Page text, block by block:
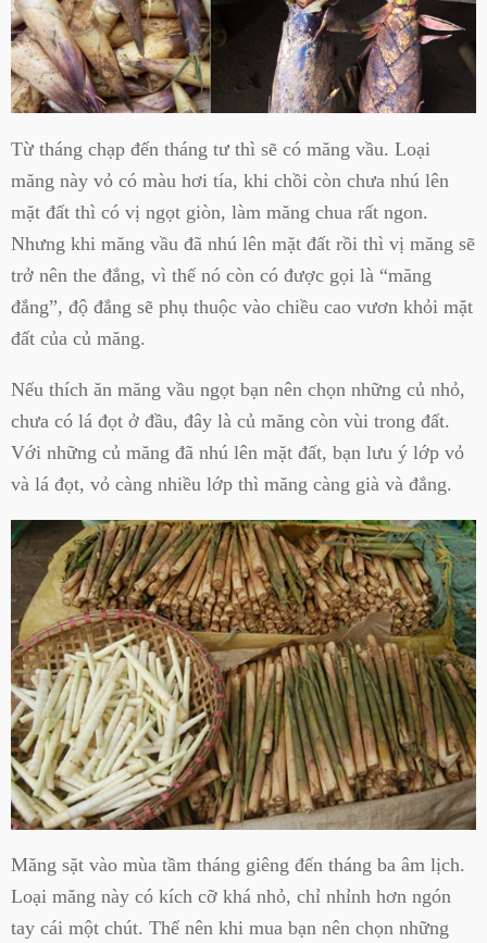
Từ tháng chạp đến tháng tư thì sẽ có măng vầu. Loại
măng này vỏ có màu hơi tía, khi chồi còn chưa nhú lên
mặt đất thì có vị ngọt giòn, làm măng chua rất ngon.
Nhưng khi măng vầu đã nhú lên mặt đất rồi thì vị măng sẽ
trở nên the đắng, vì thế nó còn có được gọi là “măng
đắng”, độ đắng sẽ phụ thuộc vào chiều cao vươn khỏi mặt
đất của củ măng.
Nếu thích ăn măng vầu ngọt bạn nên chọn những củ nhỏ,
chưa có lá đọt ở đầu, đây là củ măng còn vùi trong đất.
Với những củ măng đã nhú lên mặt đất, bạn lưu ý lớp vỏ
và lá đọt, vỏ càng nhiều lớp thì măng càng già và đắng.
Măng sặt vào mùa tầm tháng giêng đến tháng ba âm lịch.
Loại măng này có kích cỡ khá nhỏ, chỉ nhỉnh hơn ngón
tay cái một chút. Thế nên khi mua bạn nên chọn những